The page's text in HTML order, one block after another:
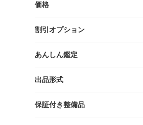
価格
割引オプション
あんしん鑑定
出品形式
保証付き整備品